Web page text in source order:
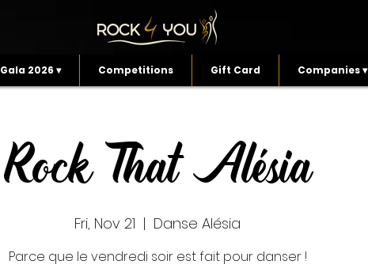
Gala 2026 ▾ Competitions Gift Card Companies ▾
Rock That Alésia
Fri, Nov 21
  |
Danse Alésia
Parce que le vendredi soir est fait pour danser !